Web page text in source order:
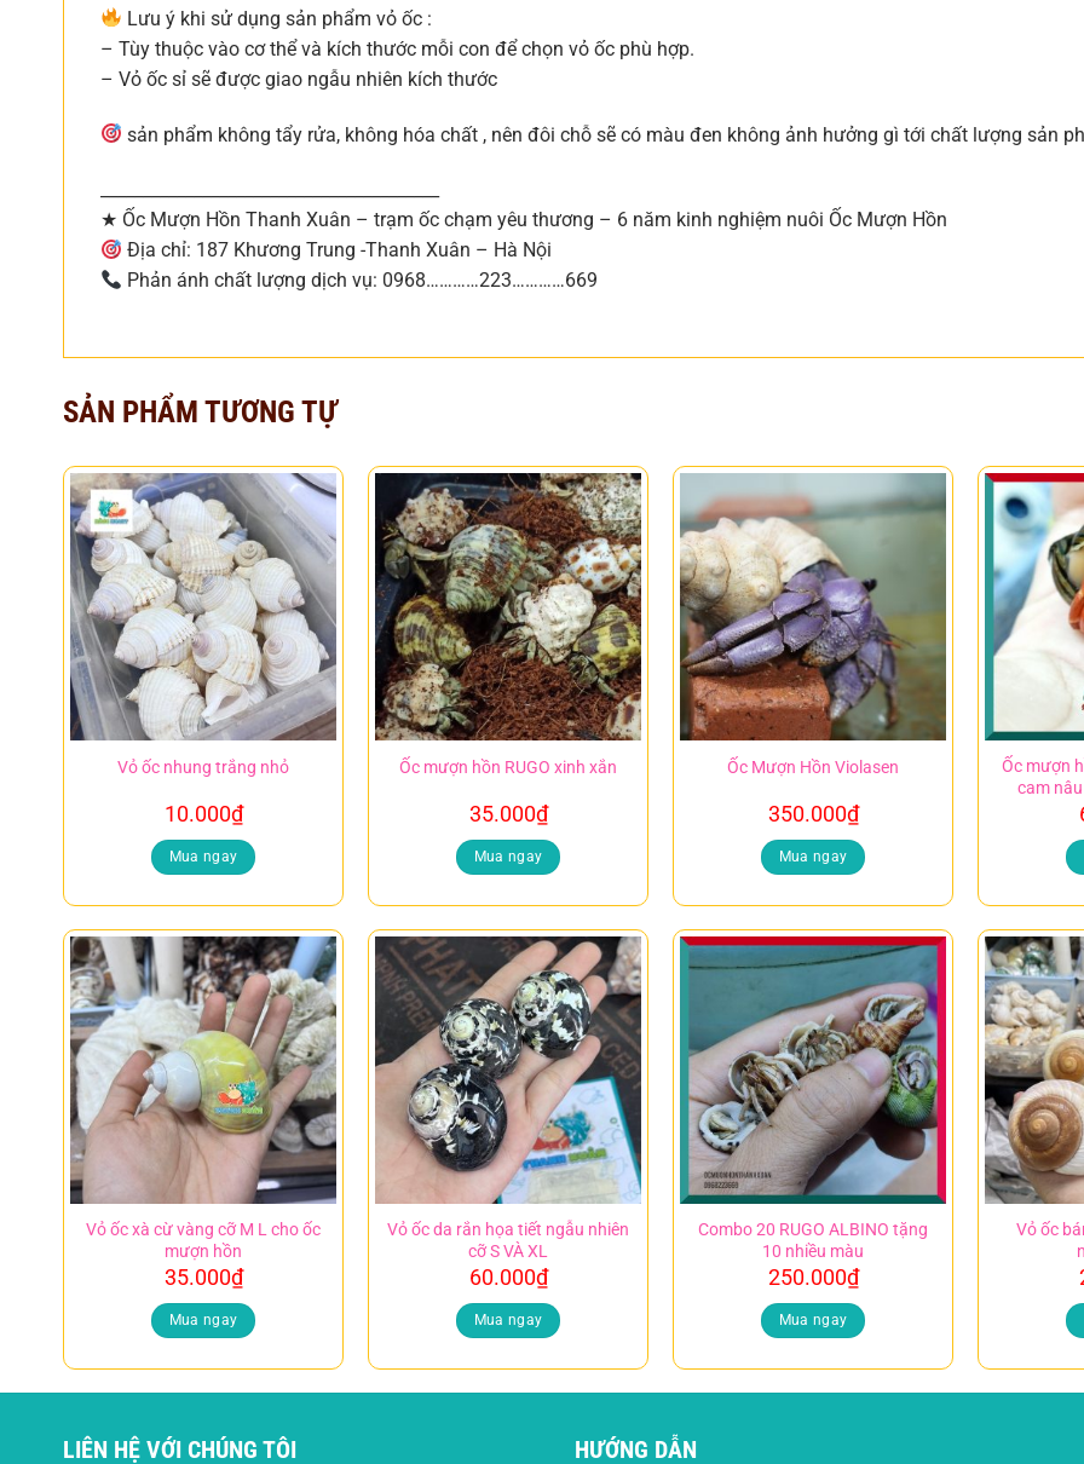
Lưu ý khi sử dụng sản phẩm vỏ ốc :
– Tùy thuộc vào cơ thể và kích thước mỗi con để chọn vỏ ốc phù hợp.
– Vỏ ốc sỉ sẽ được giao ngẫu nhiên kích thước
sản phẩm không tẩy rửa, không hóa chất , nên đôi chỗ sẽ có màu đen không ảnh hưởng gì tới chất lượng sản
★ Ốc Mượn Hồn Thanh Xuân – trạm ốc chạm yêu thương – 6 năm kinh nghiệm nuôi Ốc Mượn Hồn
Địa chỉ: 187 Khương Trung -Thanh Xuân – Hà Nội
Phản ánh chất lượng dịch vụ: 0968…………223…………669
SẢN PHẨM TƯƠNG TỰ
Vỏ ốc nhung trắng nhỏ
10.000₫
Mua ngay
Ốc mượn hồn RUGO xinh xắn
35.000₫
Mua ngay
Ốc Mượn Hồn Violasen
350.000₫
Mua ngay
Ốc mượn
cam
Vỏ ốc xà cừ vàng cỡ M L cho ốc
mượn hồn
35.000₫
Mua ngay
Vỏ ốc da rắn họa tiết ngẫu nhiên
cỡ S VÀ XL
60.000₫
Mua ngay
Combo 20 RUGO ALBINO tặng
10 nhiều màu
250.000₫
Mua ngay
Vỏ ốc
LIÊN HỆ VỚI CHÚNG TÔI HƯỚNG DẪN